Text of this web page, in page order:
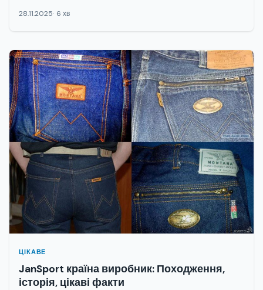
28.11.2025 6 хв
ЦІКАВЕ
JanSport країна виробник: Походження,
історія, цікаві факти